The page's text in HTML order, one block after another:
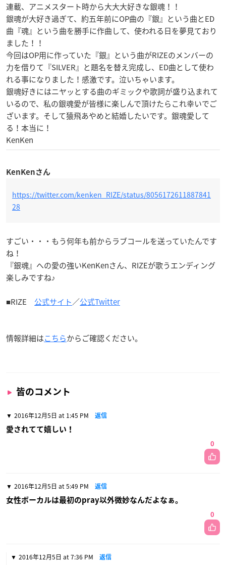
連載、アニメスタート時から大大大好きな銀魂！！
銀魂が大好き過ぎて、約五年前にOP曲の『銀』という曲とED
曲『魂』という曲を勝手に作曲して、使われる日を夢見ており
ました！！
今回はOP用に作っていた『銀』という曲がRIZEのメンバーの
力を借りて『SILVER』と題名を替え完成し、ED曲として使わ
れる事になりました！感激です。泣いちゃいます。
銀魂好きにはニヤッとする曲のギミックや歌詞が盛り込まれて
いるので、私の銀魂愛が皆様に楽しんで頂けたらこれ幸いでご
ざいます。そして猿飛あやめと結婚したいです。銀魂愛して
る！本当に！
KenKen
KenKenさん
https://twitter.com/kenken_RIZE/status/8056172611887841
28
すごい・・・もう何年も前からラブコールを送っていたんです
ね！
『銀魂』への愛の強いKenKenさん、RIZEが歌うエンディング
楽しみですね♪
■RIZE 公式サイト／公式Twitter
情報詳細はこちらからご確認ください。
皆のコメント
2016年12月5日 at 1:45 PM 返信
愛されてて嬉しい！
0
2016年12月5日 at 5:49 PM 返信
女性ボーカルは最初のpray以外微妙なんだよなぁ。
0
2016年12月5日 at 7:36 PM 返信